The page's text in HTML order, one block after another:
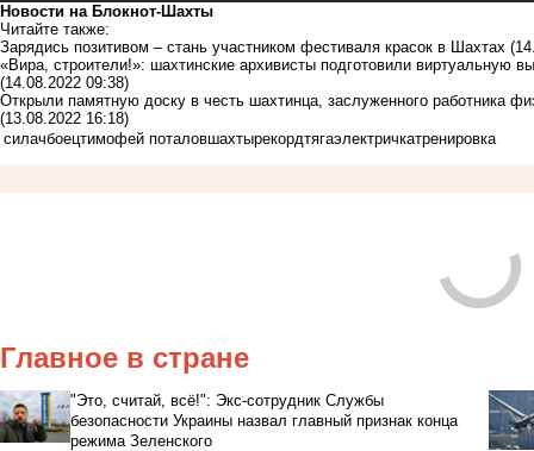
Новости на Блoкнoт-Шахты
Читайте также:
Зарядись позитивом – стань участником фестиваля красок в Шахтах
«Вира, строители!»: шахтинские архивисты подготовили виртуальную
(14.08.2022 09:38)
Открыли памятную доску в честь шахтинца, заслуженного работника
(13.08.2022 16:18)
силачбоецтимофей поталовшахтырекордтягаэлектричкатренировка
Главное в стране
"Это, считай, всё!": Экс-сотрудник Службы
безопасности Украины назвал главный признак конца
режима Зеленского